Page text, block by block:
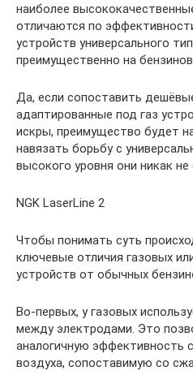
наиболее
отличаются по
устройств универсального
преимущественно на
Да, если сопоставить
адаптированные под газ
искры, преимущество будет
навязать борьбу с
высокого уровня они никак не
NGK LaserLine 2
Чтобы понимать суть
ключевые отличия газовых
устройств от обычных
Во-первых, у газовых
между электродами. Это
аналогичную эффективность
воздуха, сопоставимую со